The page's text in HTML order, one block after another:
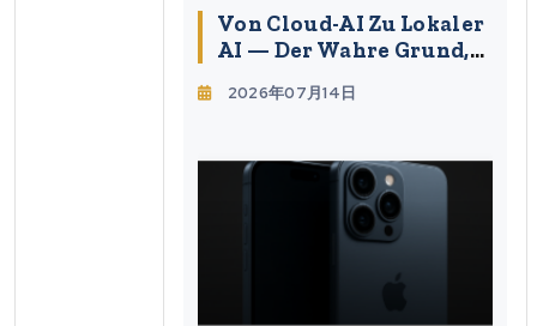
Von Cloud-AI Zu Lokaler
AI — Der Wahre Grund,
Beschleunigt
2026年07月14日